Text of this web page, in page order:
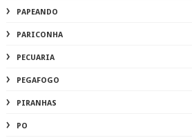
PAPEANDO
PARICONHA
PECUARIA
PEGAFOGO
PIRANHAS
PO